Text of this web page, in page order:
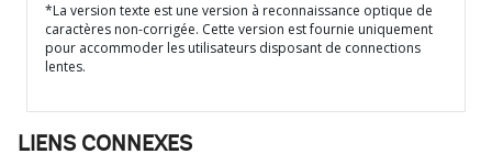
*La version texte est une version à reconnaissance optique de
caractères non-corrigée. Cette version est fournie uniquement
pour accommoder les utilisateurs disposant de connections
lentes.
LIENS CONNEXES